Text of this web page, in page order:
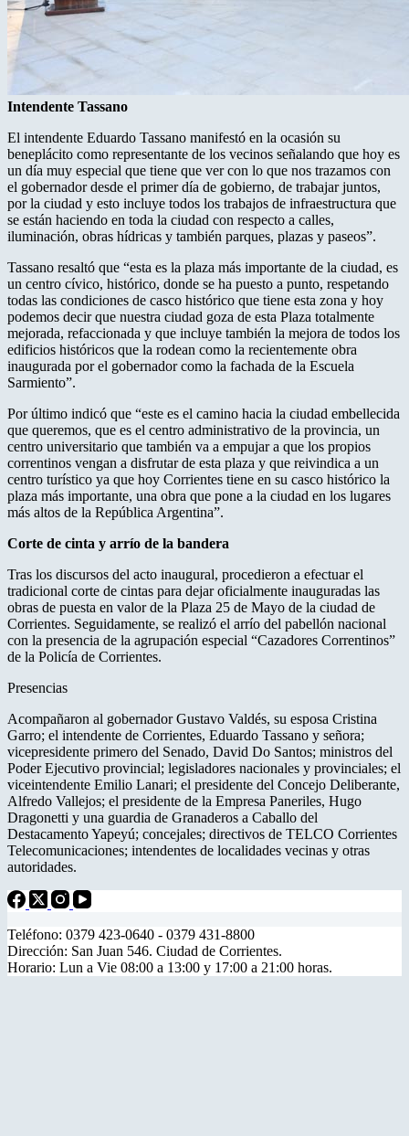
Intendente Tassano
El intendente Eduardo Tassano manifestó en la ocasión su
beneplácito como representante de los vecinos señalando que hoy es
un día muy especial que tiene que ver con lo que nos trazamos con
el gobernador desde el primer día de gobierno, de trabajar juntos,
por la ciudad y esto incluye todos los trabajos de infraestructura que
se están haciendo en toda la ciudad con respecto a calles,
iluminación, obras hídricas y también parques, plazas y paseos”.
Tassano resaltó que “esta es la plaza más importante de la ciudad, es
un centro cívico, histórico, donde se ha puesto a punto, respetando
todas las condiciones de casco histórico que tiene esta zona y hoy
podemos decir que nuestra ciudad goza de esta Plaza totalmente
mejorada, refaccionada y que incluye también la mejora de todos los
edificios históricos que la rodean como la recientemente obra
inaugurada por el gobernador como la fachada de la Escuela
Sarmiento”.
Por último indicó que “este es el camino hacia la ciudad embellecida
que queremos, que es el centro administrativo de la provincia, un
centro universitario que también va a empujar a que los propios
correntinos vengan a disfrutar de esta plaza y que reivindica a un
centro turístico ya que hoy Corrientes tiene en su casco histórico la
plaza más importante, una obra que pone a la ciudad en los lugares
más altos de la República Argentina”.
Corte de cinta y arrío de la bandera
Tras los discursos del acto inaugural, procedieron a efectuar el
tradicional corte de cintas para dejar oficialmente inauguradas las
obras de puesta en valor de la Plaza 25 de Mayo de la ciudad de
Corrientes. Seguidamente, se realizó el arrío del pabellón nacional
con la presencia de la agrupación especial “Cazadores Correntinos”
de la Policía de Corrientes.
Presencias
Acompañaron al gobernador Gustavo Valdés, su esposa Cristina
Garro; el intendente de Corrientes, Eduardo Tassano y señora;
vicepresidente primero del Senado, David Do Santos; ministros del
Poder Ejecutivo provincial; legisladores nacionales y provinciales; el
viceintendente Emilio Lanari; el presidente del Concejo Deliberante,
Alfredo Vallejos; el presidente de la Empresa Paneriles, Hugo
Dragonetti y una guardia de Granaderos a Caballo del
Destacamento Yapeyú; concejales; directivos de TELCO Corrientes
Telecomunicaciones; intendentes de localidades vecinas y otras
autoridades.
Teléfono: 0379 423-0640 - 0379 431-8800
Dirección: San Juan 546. Ciudad de Corrientes.
Horario: Lun a Vie 08:00 a 13:00 y 17:00 a 21:00 horas.